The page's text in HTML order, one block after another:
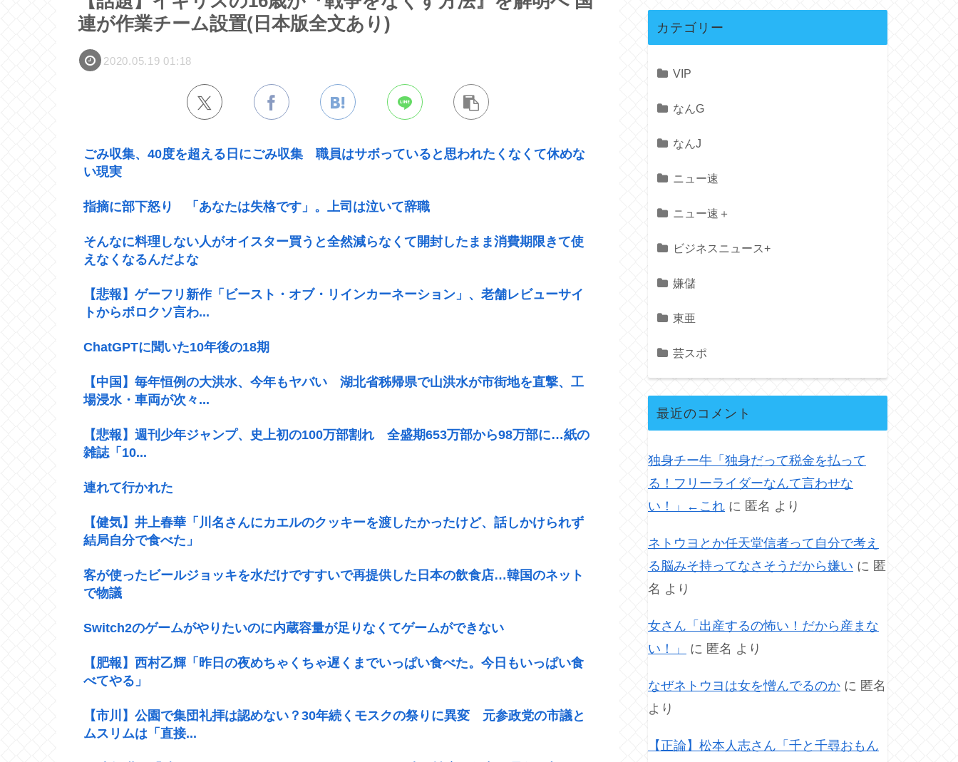
連が作業チーム設置(日本版全文あり)
2020.05.19 01:18
ごみ収集、40度を超える日にごみ収集 職員はサボっていると思われたくなくて休めな
い現実
指摘に部下怒り 「あなたは失格です」。上司は泣いて辞職
そんなに料理しない人がオイスター買うと全然減らなくて開封したまま消費期限きて使
えなくなるんだよな
【悲報】ゲーフリ新作「ビースト・オブ・リインカーネーション」、老舗レビューサイ
トからボロクソ言わ...
ChatGPTに聞いた10年後の18期
【中国】毎年恒例の大洪水、今年もヤバい 湖北省秭帰県で山洪水が市街地を直撃、工
場浸水・車両が次々...
【悲報】週刊少年ジャンプ、史上初の100万部割れ 全盛期653万部から98万部に…紙の
雑誌「10...
連れて行かれた
【健気】井上春華「川名さんにカエルのクッキーを渡したかったけど、話しかけられず
結局自分で食べた」
客が使ったビールジョッキを水だけですすいで再提供した日本の飲食店…韓国のネット
で物議
Switch2のゲームがやりたいのに内蔵容量が足りなくてゲームができない
【肥報】西村乙輝「昨日の夜めちゃくちゃ遅くまでいっぱい食べた。今日もいっぱい食
べてやる」
【市川】公園で集団礼拝は認めない？30年続くモスクの祭りに異変 元参政党の市議と
ムスリムは「直接...
カテゴリー
VIP
なんG
なんJ
ニュー速
ニュー速＋
ビジネスニュース+
嫌儲
東亜
芸スポ
最近のコメント
独身チー牛「独身だって税金を払って
る！フリーライダーなんて言わせな
い！」←これ に 匿名 より
ネトウヨとか任天堂信者って自分で考え
る脳みそ持ってなさそうだから嫌い に 匿
名 より
女さん「出産するの怖い！だから産まな
い！」
に 匿名 より
なぜネトウヨは女を憎んでるのか に 匿名
より
【正論】松本人志さん「千と千尋おもん